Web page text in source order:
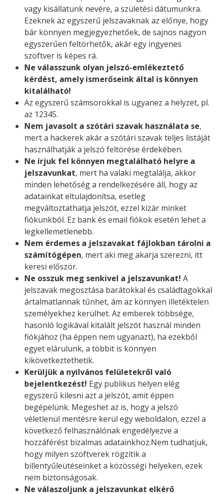
vagy kisállatunk nevére, a születési dátumunkra.
Ezeknek az egyszerű jelszavaknak az előnye, hogy
bár könnyen megjegyezhetőek, de sajnos nagyon
egyszerűen feltörhetők, akár egy ingyenes
szoftver is képes rá.
Ne válasszunk olyan jelszó-emlékeztető
kérdést, amely ismerőseink által is könnyen
kitalálható!
Az egyszerű számsorokkal is ugyanez a helyzet, pl.
az 12345.
Nem javasolt a szótári szavak használata se,
mert a hackerek akár a szótári szavak teljes listáját
használhatják a jelszó feltörése érdekében.
Ne írjuk fel könnyen megtalálható helyre a
jelszavunkat, mert ha valaki megtalálja, akkor
minden lehetőség a rendelkezésére áll, hogy az
adatainkat eltulajdonítsa, esetleg
megváltoztathatja jelszót, ezzel kizár minket
fiókunkból. Ez bank és email fiókok esetén lehet a
legkellemetlenebb.
Nem érdemes a jelszavakat fájlokban tárolni a
számítógépen, mert aki meg akarja szerezni, itt
keresi először.
Ne osszuk meg senkivel a jelszavunkat! A
jelszavak megosztása barátokkal és családtagokkal
ártalmatlannak tűnhet, ám az könnyen illetéktelen
személyekhez kerülhet. Az emberek többsége,
hasonló logikával kitalált jelszót használ minden
fiókjához (ha éppen nem ugyanazt), ha ezekből
egyet elárulunk, a többit is könnyen
kikövetkeztethetik.
Kerüljük a nyilvános felületekről való
bejelentkezést! Egy publikus helyen elég
egyszerű kilesni azt a jelszót, amit éppen
begépelünk. Megeshet az is, hogy a jelszó
véletlenül mentésre kerül egy weboldalon, ezzel a
következő felhasználónak engedélyezve a
hozzáférést bizalmas adatainkhoz.Nem tudhatjuk,
hogy milyen szoftverek rögzítik a
billentyűleütéseinket a közösségi helyeken, ezek
nem biztonságosak.
Ne válaszoljunk a jelszavunkat elkérő